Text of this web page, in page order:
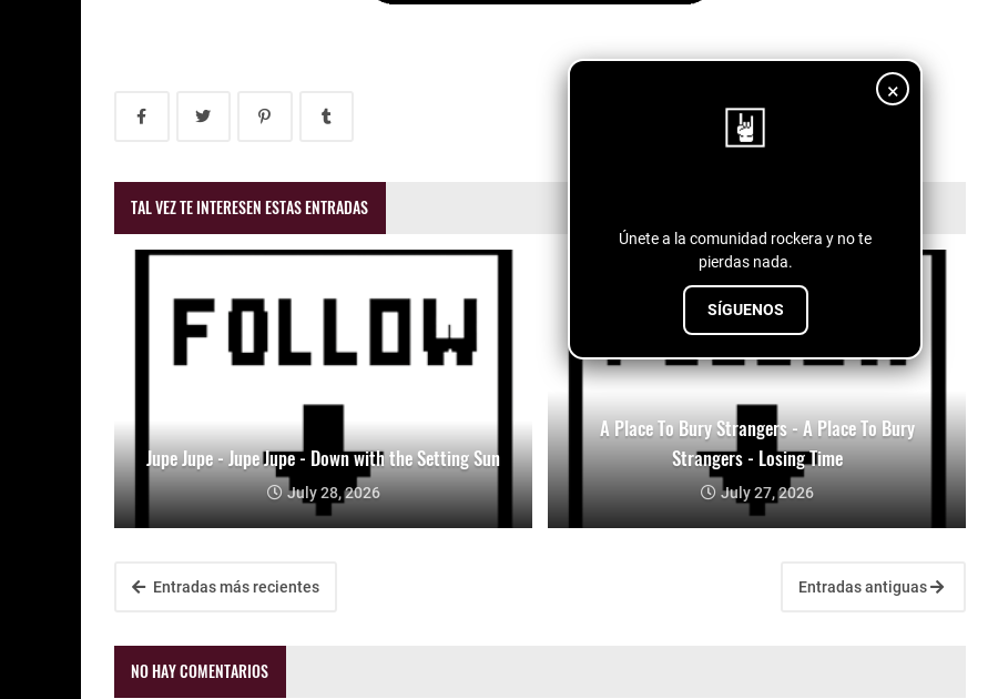
×
Únete a la comunidad rockera y no te
pierdas nada.
SÍGUENOS
TAL VEZ TE INTERESEN ESTAS ENTRADAS
Jupe Jupe - Jupe Jupe - Down with the Setting Sun
July 28, 2026
A Place To Bury Strangers - A Place To Bury
Strangers - Losing Time
July 27, 2026
Entradas más recientes Entradas antiguas
NO HAY COMENTARIOS